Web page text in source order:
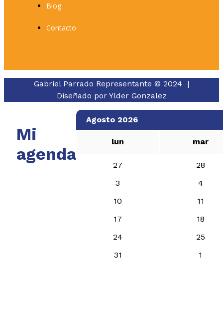
Blog
Contacto
Gabriel Parrado Representante © 2024 |
Diseñado por Ylder Gonzalez
Mi
agenda
Agosto 2026
lun mar
27
28
3
4
10
11
17
18
24
25
31
1